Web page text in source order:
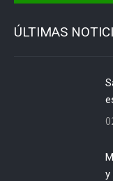
ÚLTIMAS
y